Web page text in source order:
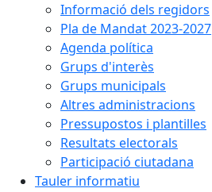
Informació dels regidors
Pla de Mandat 2023-2027
Agenda política
Grups d'interès
Grups municipals
Altres administracions
Pressupostos i plantilles
Resultats electorals
Participació ciutadana
Tauler informatiu